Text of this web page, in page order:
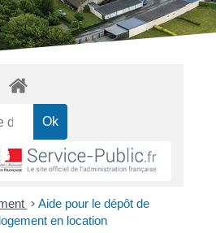
> Aide pour le dépôt de
en location